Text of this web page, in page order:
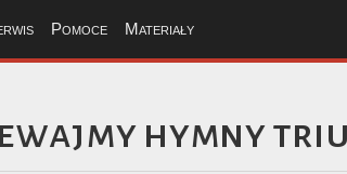
Pomoce Materiały
hymny